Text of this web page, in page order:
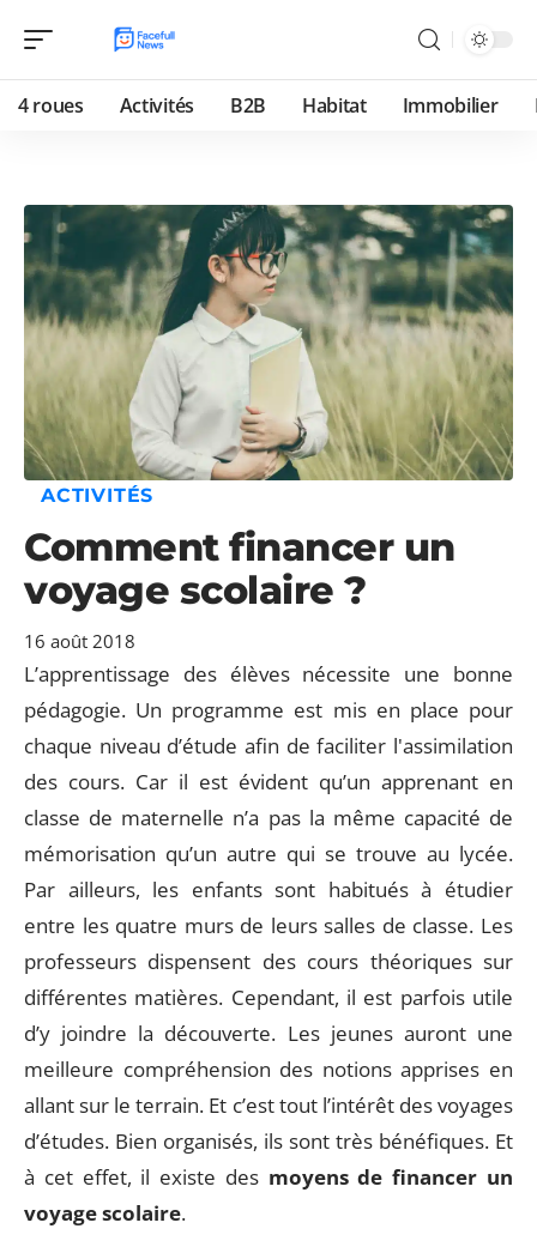
4 roues Activités B2B Habitat Immobilier
ACTIVITÉS
Comment financer un
voyage scolaire ?
16 août 2018
L’apprentissage des élèves nécessite une bonne
pédagogie. Un programme est mis en place pour
chaque niveau d’étude afin de faciliter l'assimilation
des cours. Car il est évident qu’un apprenant en
classe de maternelle n’a pas la même capacité de
mémorisation qu’un autre qui se trouve au lycée.
Par ailleurs, les enfants sont habitués à étudier
entre les quatre murs de leurs salles de classe. Les
professeurs dispensent des cours théoriques sur
différentes matières. Cependant, il est parfois utile
d’y joindre la découverte. Les jeunes auront une
meilleure compréhension des notions apprises en
allant sur le terrain. Et c’est tout l’intérêt des voyages
d’études. Bien organisés, ils sont très bénéfiques. Et
à cet effet, il existe des moyens de financer un
voyage scolaire.